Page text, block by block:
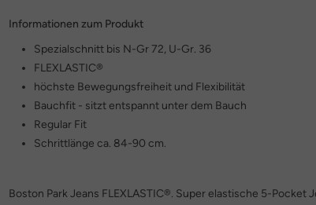
Informationen zum Produkt
Spezialschnitt bis N-Gr 72, U-Gr. 36
FLEXLASTIC®
höchste Bewegungsfreiheit und Flexibilität
Bauchfit - sitzt entspannt unter dem Bauch
Regular Fit
Schrittlänge ca. 84-90 cm.
Boston Park Jeans FLEXLASTIC®. Super elastische 5-